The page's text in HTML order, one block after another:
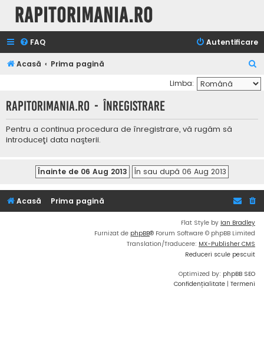
Rapitorimania.ro
FAQ Autentificare
Acasă Prima pagină
ă
u
Limba:
Rapitorimania.ro - Înregistrare
Pentru a continua procedura de înregistrare, vă rugăm să
introduceţi data naşterii.
Acasă Prima pagină
Flat Style by Ian Bradley
Furnizat de phpBB® Forum Software © phpBB Limited
Translation/Traducere: MX-Publisher CMS
Reduceri scule pescuit
Optimized by: phpBB SEO
Confidențialitate | Termeni